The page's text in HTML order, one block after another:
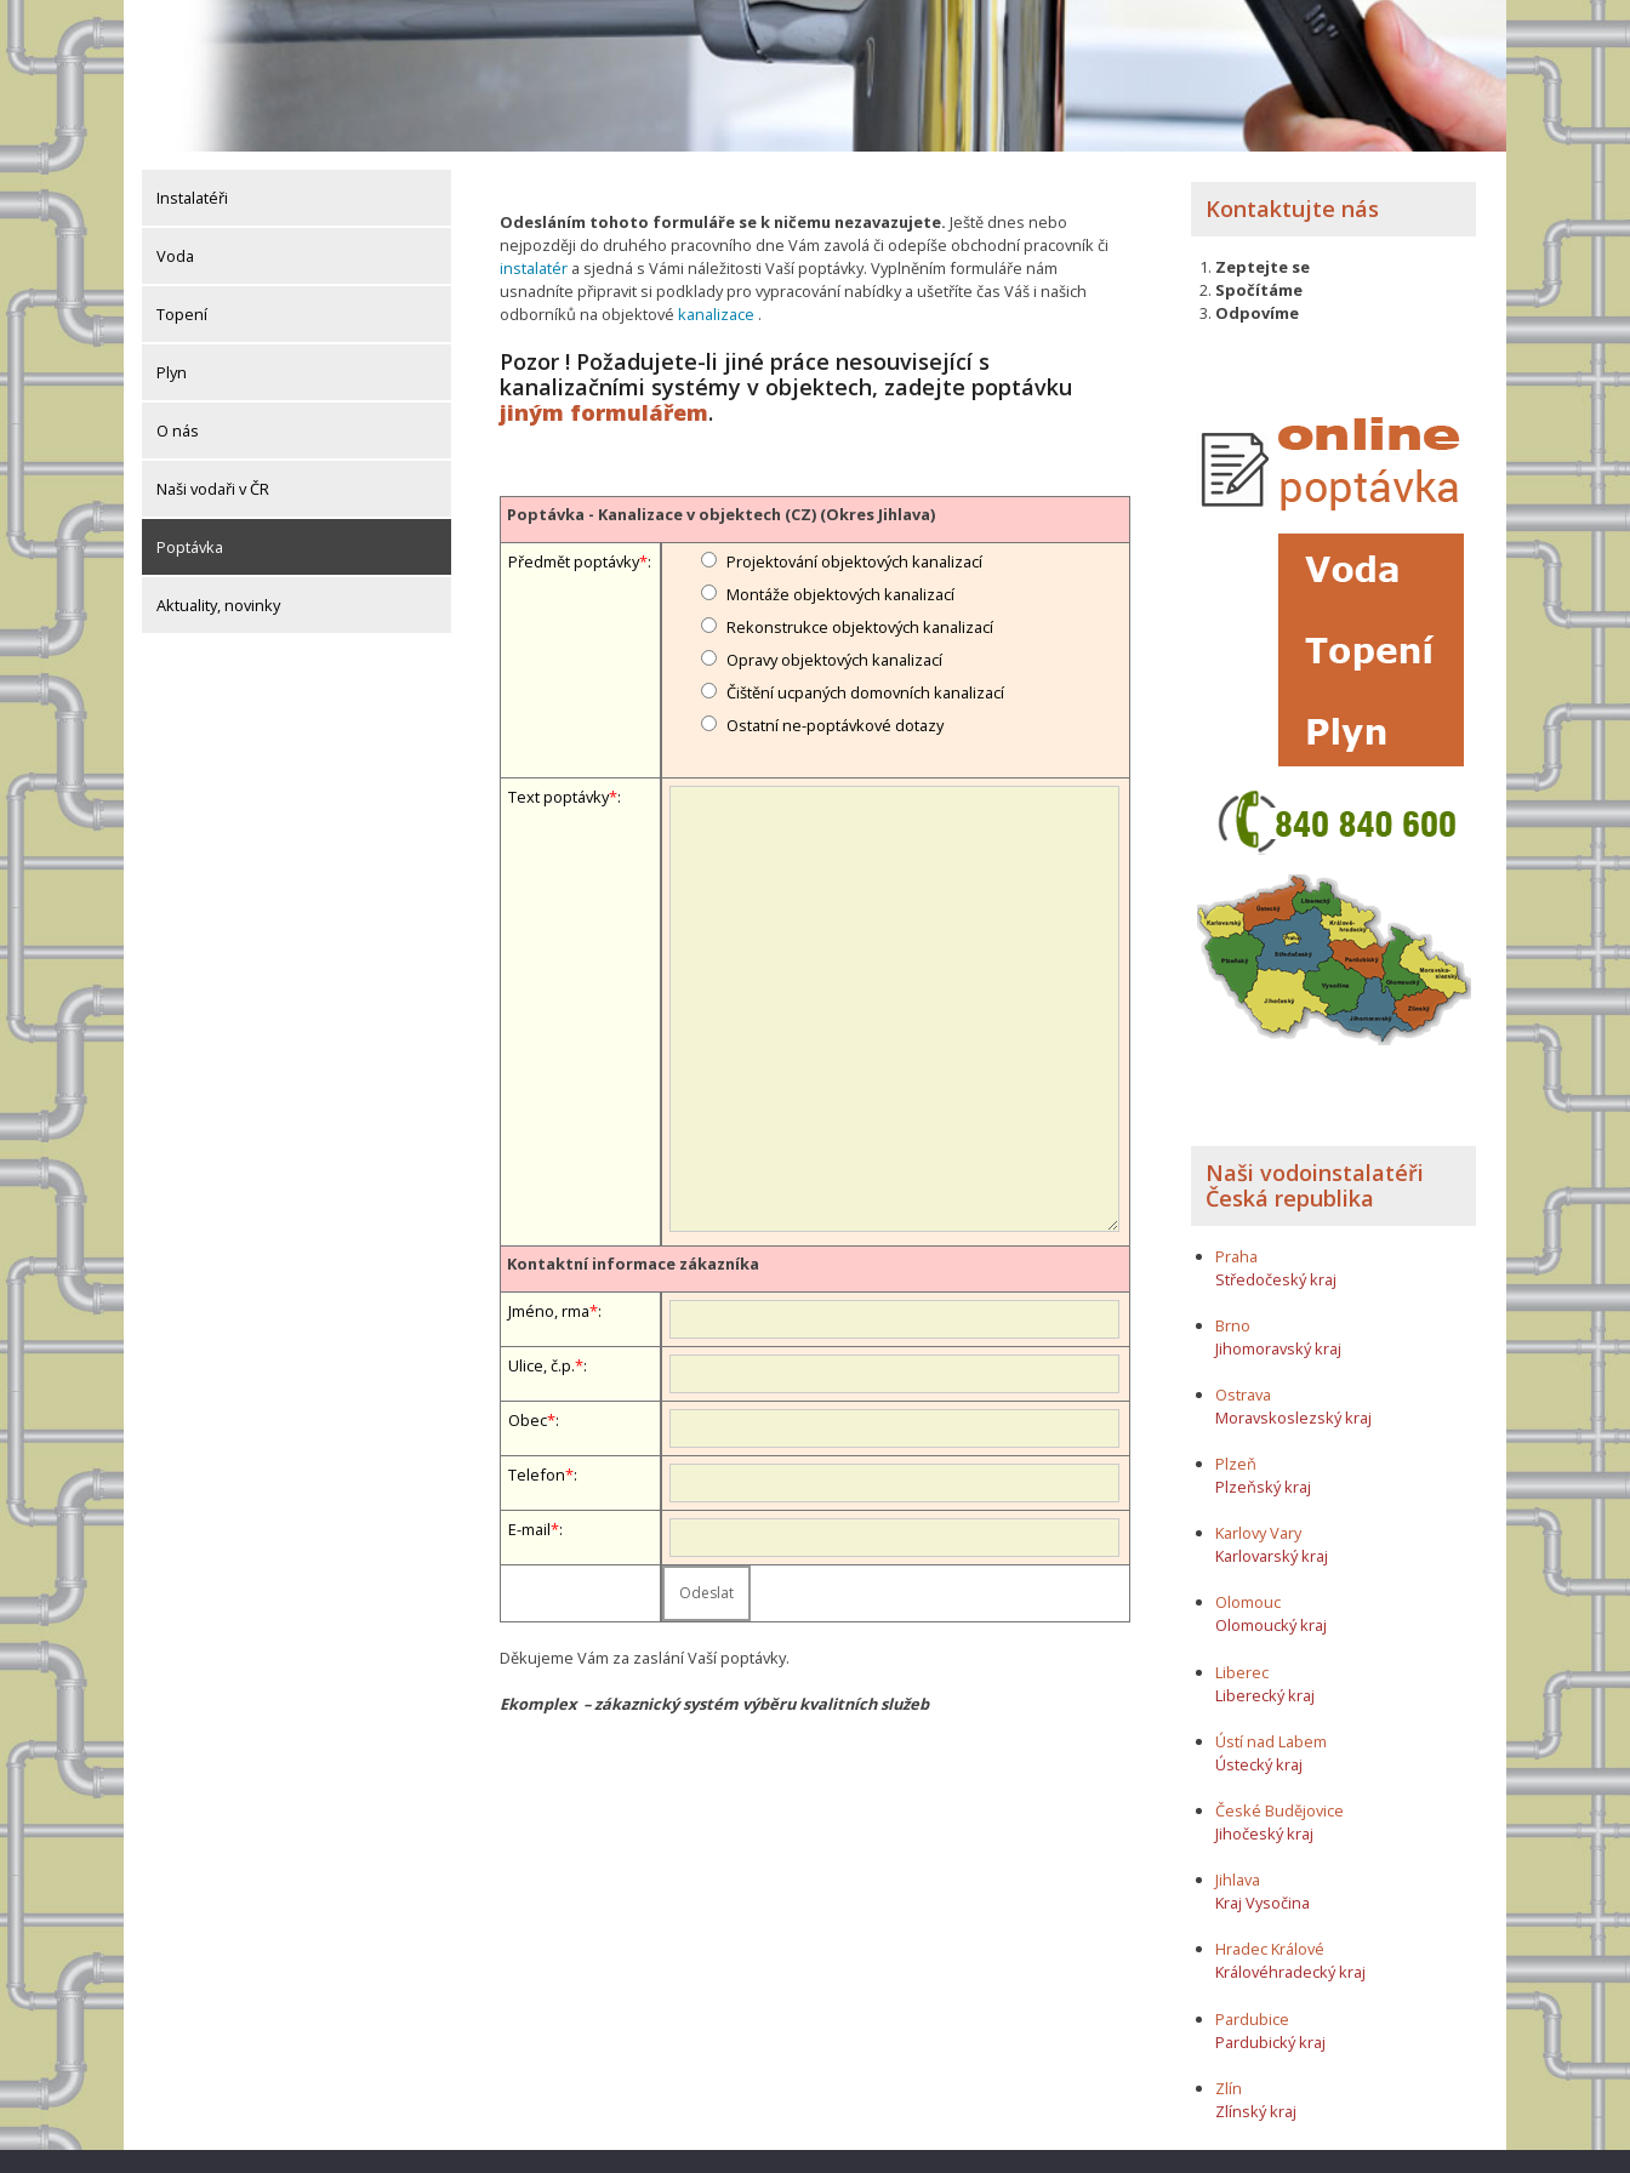
Instalatéři
Voda
Topení
Plyn
O nás
Naši vodaři v ČR
Poptávka
Aktuality, novinky
Odesláním tohoto formuláře se k ničemu nezavazujete. Ještě dnes nebo
nejpozději do druhého pracovního dne Vám zavolá či odepíše obchodní pracovník či
instalatér a sjedná s Vámi náležitosti Vaší poptávky. Vyplněním formuláře nám
usnadníte připravit si podklady pro vypracování nabídky a ušetříte čas Váš i našich
odborníků na objektové kanalizace .
Pozor ! Požadujete-li jiné práce nesouvisející s
kanalizačními systémy v objektech, zadejte poptávku
jiným formulářem.
Poptávka - Kanalizace v objektech (CZ) (Okres Jihlava)
Předmět poptávky*:
Projektování objektových kanalizací
Montáže objektových kanalizací
Rekonstrukce objektových kanalizací
Opravy objektových kanalizací
Čištění ucpaných domovních kanalizací
Ostatní ne-poptávkové dotazy
Text poptávky*:
Kontaktní informace zákazníka
Jméno, firma*:
Ulice, č.p.*:
Obec*:
Telefon*:
E-mail*:
Děkujeme Vám za zaslání Vaší poptávky.
Ekomplex – zákaznický systém výběru kvalitních služeb
Kontaktujte nás
Zeptejte se
Spočítáme
Odpovíme
Naši vodoinstalatéři
Česká republika
Praha
Středočeský kraj
Brno
Jihomoravský kraj
Ostrava
Moravskoslezský kraj
Plzeň
Plzeňský kraj
Karlovy Vary
Karlovarský kraj
Olomouc
Olomoucký kraj
Liberec
Liberecký kraj
Ústí nad Labem
Ústecký kraj
České Budějovice
Jihočeský kraj
Jihlava
Kraj Vysočina
Hradec Králové
Královéhradecký kraj
Pardubice
Pardubický kraj
Zlín
Zlínský kraj